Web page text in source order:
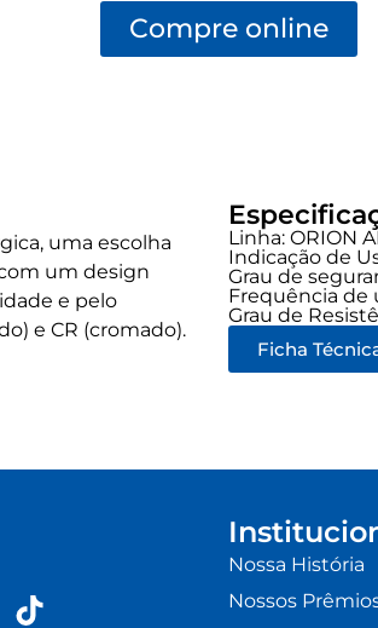
Compre online
uma escolha
um design
e pelo
e CR (cromado).
Linha: ORION
Indicação de
Grau de
Frequência de
Grau de
Ficha
Nossa História
Nossos